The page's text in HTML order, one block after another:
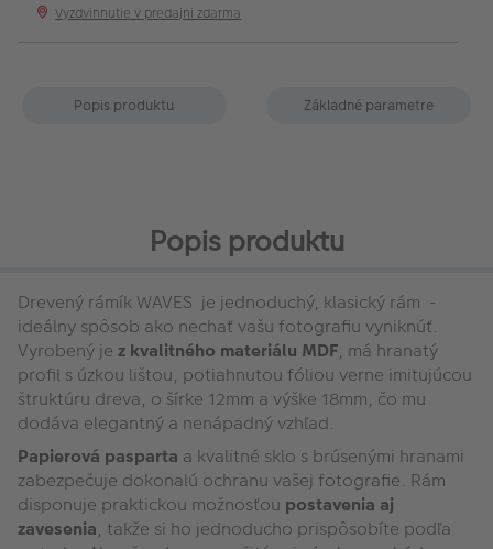
Vyzdvihnutie v predajni zdarma
Popis produktu Základné parametre
Popis produktu
Drevený rámík WAVES je jednoduchý, klasický rám -
ideálny spôsob ako nechať vašu fotografiu vyniknúť.
Vyrobený je z kvalitného materiálu MDF, má hranatý
profil s úzkou lištou, potiahnutou fóliou verne imitujúcou
štruktúru dreva, o šírke 12mm a výške 18mm, čo mu
dodáva elegantný a nenápadný vzhľad.
Papierová pasparta a kvalitné sklo s brúsenými hranami
zabezpečuje dokonalú ochranu vašej fotografie. Rám
disponuje praktickou možnosťou postavenia aj
zavesenia, takže si ho jednoducho prispôsobíte podľa